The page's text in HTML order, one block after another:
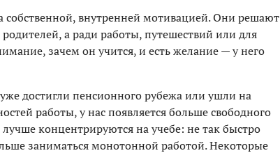
внутренней мотивацией. Они решают
а ради работы, путешествий или для
зачем он учится, и есть желание — у него
достигли пенсионного рубежа или ушли на
работы, у нас появляется больше свободного
концентрируются на учебе: не так быстро
заниматься монотонной работой. Некоторые